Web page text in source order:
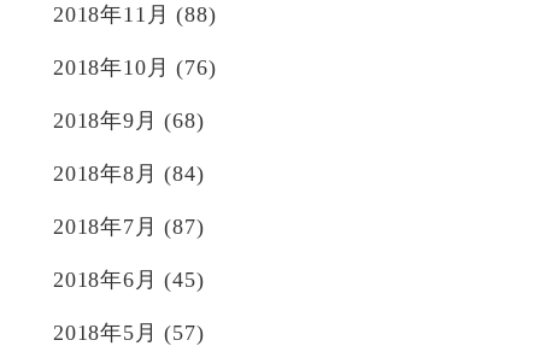
2018年11月 (88)
2018年10月 (76)
2018年9月 (68)
2018年8月 (84)
2018年7月 (87)
2018年6月 (45)
2018年5月 (57)